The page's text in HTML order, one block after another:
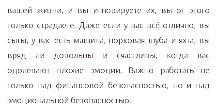
вашей жизни, и вы игнорируете их, вы от этого
только страдаете. Даже если у вас всё отлично, вы
сыты, у вас есть машина, норковая шуба и яхта, вы
вряд ли довольны и счастливы, когда вас
одолевают плохие эмоции. Важно работать не
только над финансовой безопасностью, но и над
эмоциональной безопасностью.